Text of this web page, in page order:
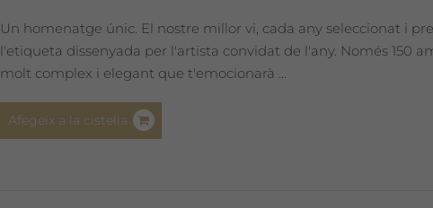
Un homenatge únic. El nostre millor vi, cada any seleccionat i
l'etiqueta dissenyada per l'artista convidat de l'any. Només 150
molt complex i elegant que t'emocionarà ...
Afegeix a la cistella